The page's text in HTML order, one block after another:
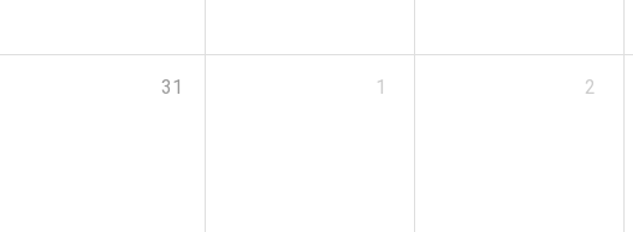
31 1 2